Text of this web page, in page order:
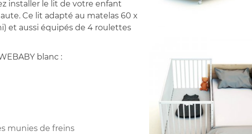
installer le lit de votre enfant
Ce lit adapté au matelas 60 x
et aussi équipés de 4 roulettes
blanc :
munies de freins